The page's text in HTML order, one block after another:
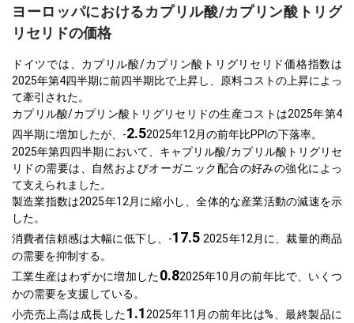
ヨーロッパにおけるカプリル酸/カプリン酸トリグ
リセリドの価格
ドイツでは、カプリル酸/カプリン酸トリグリセリド価格指数は
2025年第4四半期に前四半期比で上昇し、原料コストの上昇によっ
て牽引された。
カプリル酸/カプリン酸トリグリセリドの生産コストは2025年第4
四半期に増加したが、-2.52025年12月の前年比PPIの下落率。
2025年第四四半期において、キャプリル酸/カプリル酸トリグリセ
リドの需要は、自然およびオーガニック配合の好みの強化によっ
て支えられました。
製造業指数は2025年12月に縮小し、全体的な産業活動の減速を示
した。
消費者信頼感は大幅に低下し、-17.52025年12月に、裁量的商品
の需要を抑制する。
工業生産はわずかに増加した0.82025年10月の前年比で、いくつ
かの需要を支援している。
小売売上高は成長した1.12025年11月の前年比は%、最終製品に